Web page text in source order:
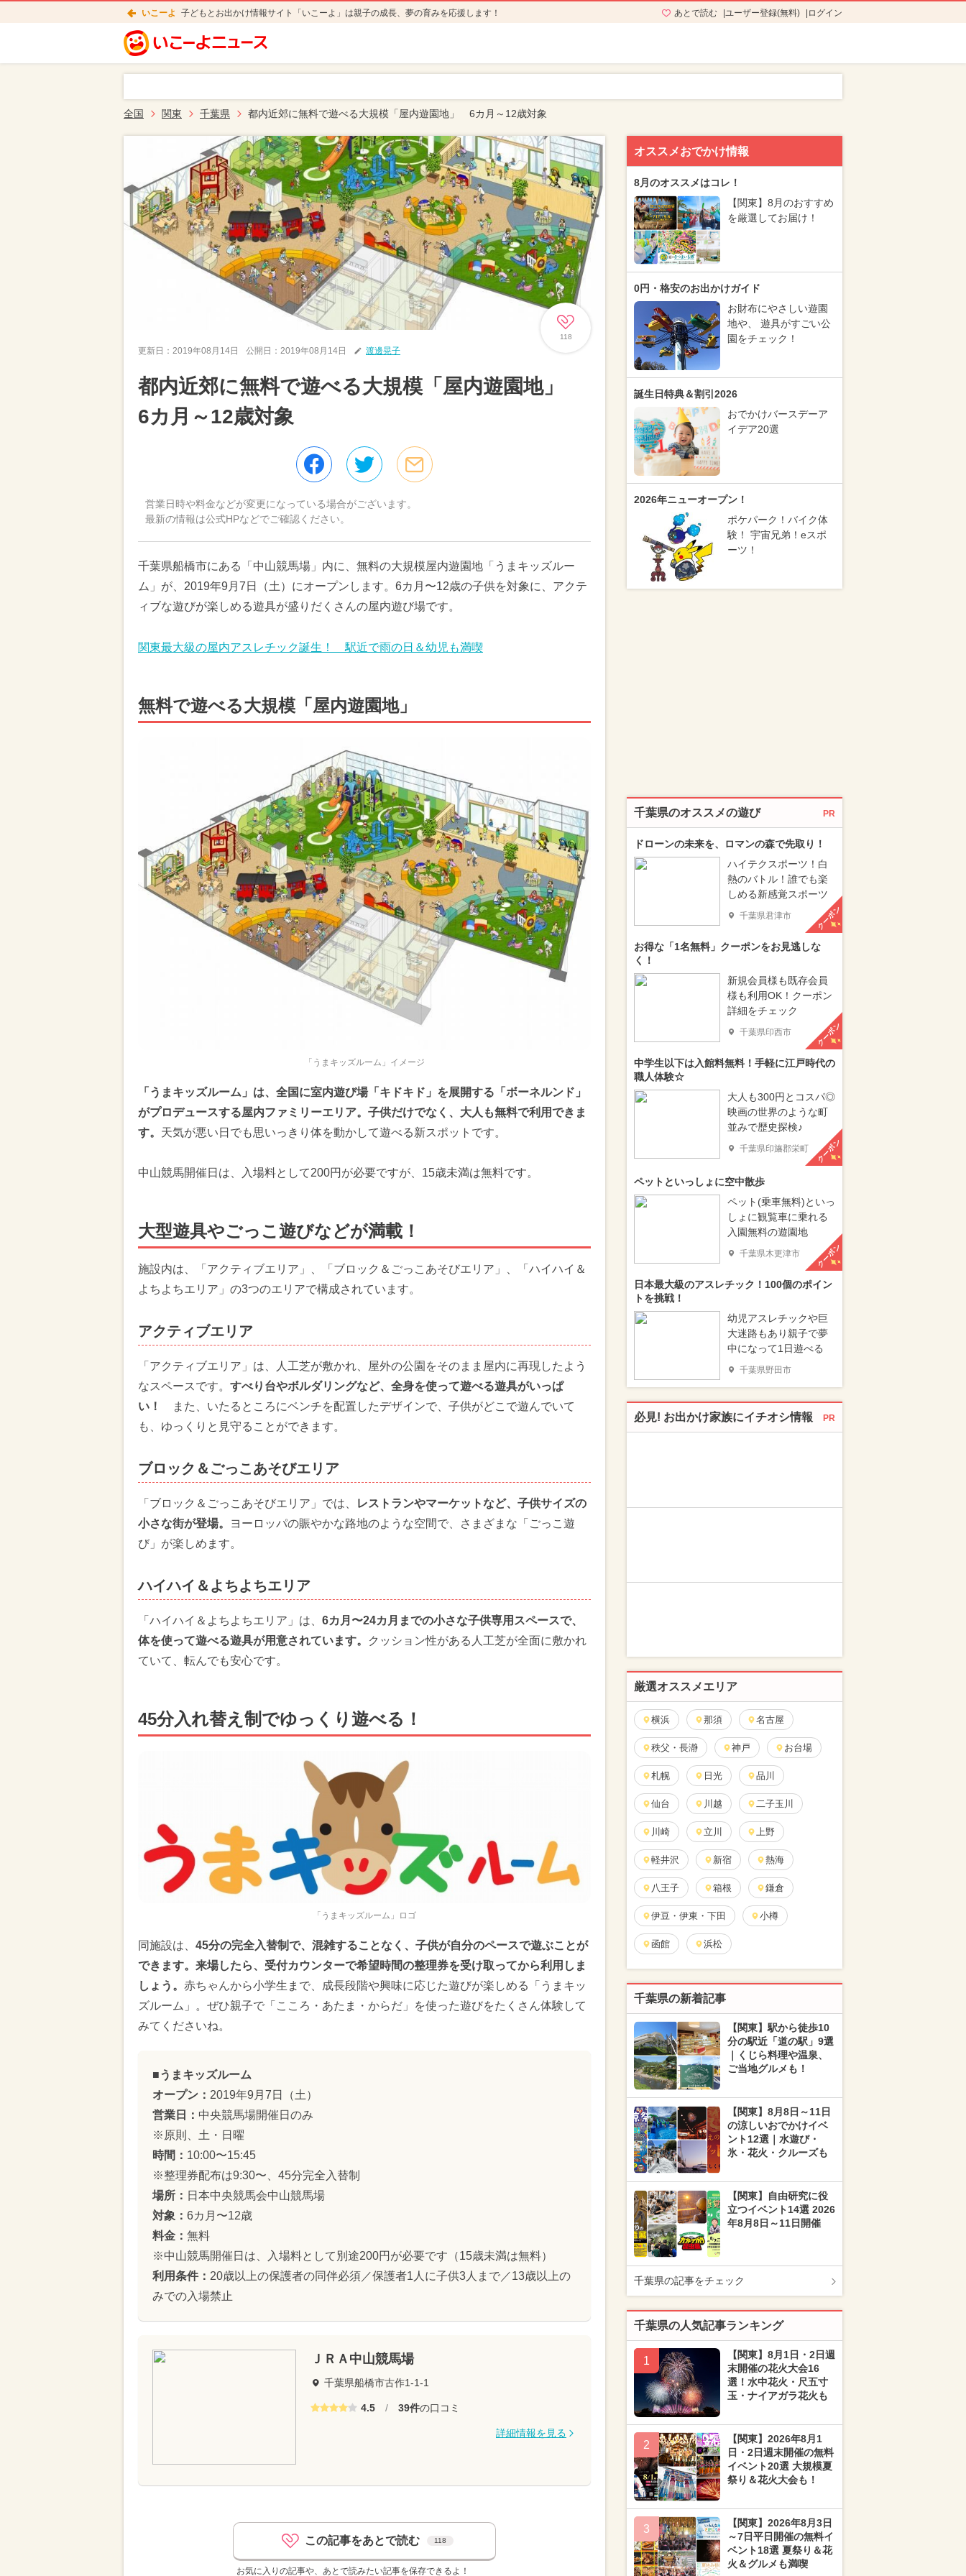
いこーよ 子どもとお出かけ情報サイト「いこーよ」は親子の成長、夢の育みを応援します！ あとで読む ユーザー登録(無料) ログイン
全国 関東 千葉県 都内近郊に無料で遊べる大規模「屋内遊園地」 6カ月～12歳対象
118
更新日： 2019年08月14日 公開日： 2019年08月14日 渡邊晃子
都内近郊に無料で遊べる大規模「屋内遊園地」
6カ月～12歳対象
営業日時や料金などが変更になっている場合がございます。
最新の情報は公式HPなどでご確認ください。
千葉県船橋市にある「中山競馬場」内に、無料の大規模屋内遊園地「うまキッズルー
ム」が、2019年9月7日（土）にオープンします。6カ月〜12歳の子供を対象に、アクテ
ィブな遊びが楽しめる遊具が盛りだくさんの屋内遊び場です。
関東最大級の屋内アスレチック誕生！ 駅近で雨の日＆幼児も満喫
無料で遊べる大規模「屋内遊園地」
「うまキッズルーム」イメージ
「うまキッズルーム」は、全国に室内遊び場「キドキド」を展開する「ボーネルンド」
がプロデュースする屋内ファミリーエリア。子供だけでなく、大人も無料で利用できま
す。 天気が悪い日でも思いっきり体を動かして遊べる新スポットです。
中山競馬開催日は、入場料として200円が必要ですが、15歳未満は無料です。
大型遊具やごっこ遊びなどが満載！
施設内は、「アクティブエリア」、「ブロック＆ごっこあそびエリア」、「ハイハイ＆
よちよちエリア」の3つのエリアで構成されています。
アクティブエリア
「アクティブエリア」は、人工芝が敷かれ、屋外の公園をそのまま屋内に再現したよう
なスペースです。 すべり台やボルダリングなど、全身を使って遊べる遊具がいっぱ
い！
また、いたるところにベンチを配置したデザインで、子供がどこで遊んでいて
も、ゆっくりと見守ることができます。
ブロック＆ごっこあそびエリア
「ブロック＆ごっこあそびエリア」では、
レストランやマーケットなど、子供サイズの
小さな街が登場。
ヨーロッパの賑やかな路地のような空間で、さまざまな「ごっこ遊
び」が楽しめます。
ハイハイ＆よちよちエリア
「ハイハイ＆よちよちエリア」は、 6カ月〜24カ月までの小さな子供専用スペースで、
体を使って遊べる遊具が用意されています。
クッション性がある人工芝が全面に敷かれ
ていて、転んでも安心です。
45分入れ替え制でゆっくり遊べる！
「うまキッズルーム」ロゴ
同施設は、 45分の完全入替制で、混雑することなく、子供が自分のペースで遊ぶことが
できます。来場したら、受付カウンターで希望時間の整理券を受け取ってから利用しま
しょう。 赤ちゃんから小学生まで、成長段階や興味に応じた遊びが楽しめる「うまキッ
ズルーム」。ぜひ親子で「こころ・あたま・からだ」を使った遊びをたくさん体験して
みてくださいね。
■うまキッズルーム
オープン： 2019年9月7日（土）
営業日： 中央競馬場開催日のみ
※原則、土・日曜
時間： 10:00〜15:45
※整理券配布は9:30〜、45分完全入替制
場所： 日本中央競馬会中山競馬場
対象： 6カ月〜12歳
料金： 無料
※中山競馬開催日は、入場料として別途200円が必要です（15歳未満は無料）
利用条件： 20歳以上の保護者の同伴必須／保護者1人に子供3人まで／13歳以上の
みでの入場禁止
ＪＲＡ中山競馬場
千葉県船橋市古作1-1-1
4.5 / 39件の口コミ
詳細情報を見る
この記事をあとで読む 118
お気に入りの記事や、あとで読みたい記事を保存できるよ！
オススメおでかけ情報
8月のオススメはコレ！
【関東】8月のおすすめ
を厳選してお届け！
0円・格安のお出かけガイド
お財布にやさしい遊園
地や、 遊具がすごい公
園をチェック！
誕生日特典＆割引2026
おでかけバースデーア
イデア20選
2026年ニューオープン！
ポケパーク！バイク体
験！ 宇宙兄弟！eスポ
ーツ！
千葉県のオススメの遊び PR
ドローンの未来を、ロマンの森で先取り！
ハイテクスポーツ！白
熱のバトル！誰でも楽
しめる新感覚スポーツ
千葉県君津市 クーポン
お得な「1名無料」クーポンをお見逃しな
く！
新規会員様も既存会員
様も利用OK！クーポン
詳細をチェック
千葉県印西市 クーポン
中学生以下は入館料無料！手軽に江戸時代の
職人体験☆
大人も300円とコスパ◎
映画の世界のような町
並みで歴史探検♪
千葉県印旛郡栄町 クーポン
ペットといっしょに空中散歩
ペット(乗車無料)といっ
しょに観覧車に乗れる
入園無料の遊園地
千葉県木更津市 クーポン
日本最大級のアスレチック！100個のポイン
トを挑戦！
幼児アスレチックや巨
大迷路もあり親子で夢
中になって1日遊べる
千葉県野田市
必見! お出かけ家族にイチオシ情報 PR
厳選オススメエリア
横浜 那須 名古屋
秩父・長瀞 神戸 お台場
札幌 日光 品川
仙台 川越 二子玉川
川崎 立川 上野
軽井沢 新宿 熱海
八王子 箱根 鎌倉
伊豆・伊東・下田 小樽
函館 浜松
千葉県の新着記事
【関東】駅から徒歩10
分の駅近「道の駅」9選
｜くじら料理や温泉、
ご当地グルメも！
【関東】8月8日～11日
の涼しいおでかけイベ
ント12選｜水遊び・
氷・花火・クルーズも
【関東】自由研究に役
立つイベント14選 2026
年8月8日～11日開催
千葉県の記事をチェック
千葉県の人気記事ランキング
1
【関東】8月1日・2日週
末開催の花火大会16
選！水中花火・尺五寸
玉・ナイアガラ花火も
2
【関東】2026年8月1
日・2日週末開催の無料
イベント20選 大規模夏
祭り＆花火大会も！
3
【関東】2026年8月3日
～7日平日開催の無料イ
ベント18選 夏祭り＆花
火＆グルメも満喫